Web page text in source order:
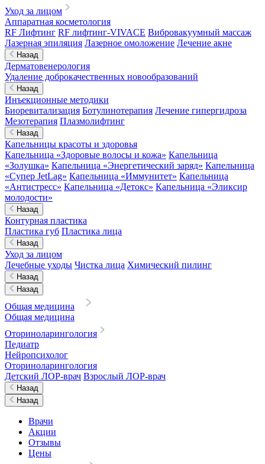
Уход за лицом
Аппаратная косметология
RF Лифтинг RF лифтинг-VIVACE Вибровакуумный массаж
Лазерная эпиляция Лазерное омоложение Лечение акне
Назад
Дерматовенерология
Удаление доброкачественных новообразований
Назад
Инъекционные методики
Биоревитализация Ботулинотерапия Лечение гипергидроза
Мезотерапия Плазмолифтинг
Назад
Капельницы красоты и здоровья
Капельница «Здоровые волосы и кожа» Капельница
«Золушка» Капельница «Энергетический заряд» Капельница
«Супер JetLag» Капельница «Иммунитет» Капельница
«Антистресс» Капельница «Детокс» Капельница «Эликсир
молодости»
Назад
Контурная пластика
Пластика губ Пластика лица
Назад
Уход за лицом
Лечебные уходы Чистка лица Химический пилинг
Назад
Назад
Общая медицина
Общая медицина
Оториноларингология
Педиатр
Нейропсихолог
Оториноларингология
Детский ЛОР-врач Взрослый ЛОР-врач
Назад
Назад
Врачи
Акции
Отзывы
Цены